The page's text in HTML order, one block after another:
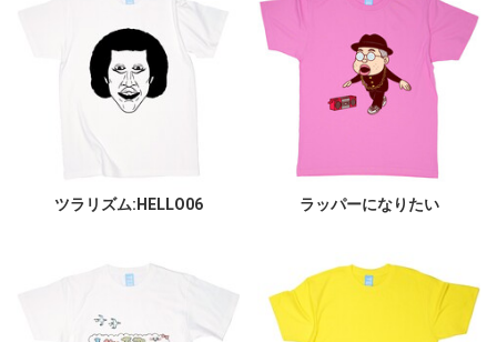
ツラリズム:HELLO06 ラッパーになりたい